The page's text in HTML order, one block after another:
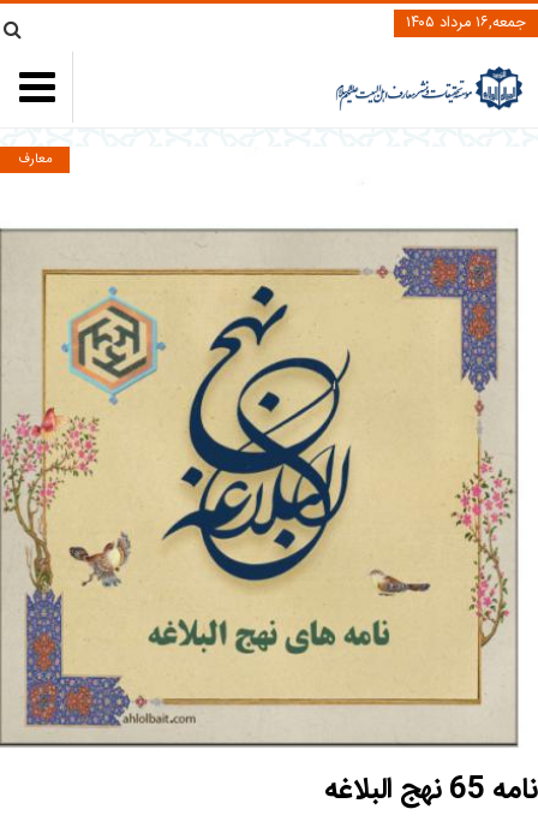
جمعه,۱۶ مرداد ۱۴۰۵
نامه 65 نهج البلاغه
معارف